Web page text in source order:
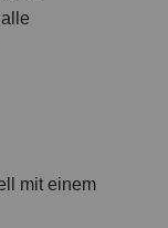
mit einem